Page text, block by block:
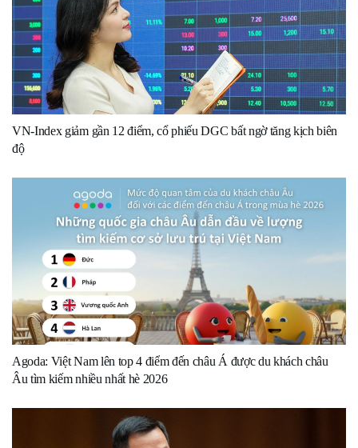
VN-Index giảm gần 12 điểm, cổ phiếu DGC bất ngờ tăng kịch biên
độ
Agoda: Việt Nam lên top 4 điểm đến châu Á được du khách châu
Âu tìm kiếm nhiều nhất hè 2026